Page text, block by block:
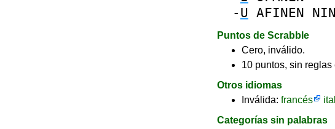
- U AFINEN
Puntos de Scrabble
Cero, inválido.
10 puntos, sin reglas
Otros idiomas
Inválida: francés
Categorías sin palabras